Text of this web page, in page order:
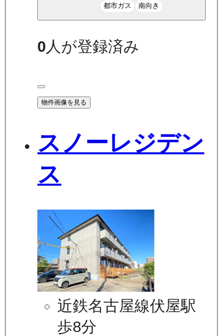
都市ガス 南向き
0 人が登録済み
物件画像を見る
スノーレジデン
ス
近鉄名古屋線伏屋駅
歩8分